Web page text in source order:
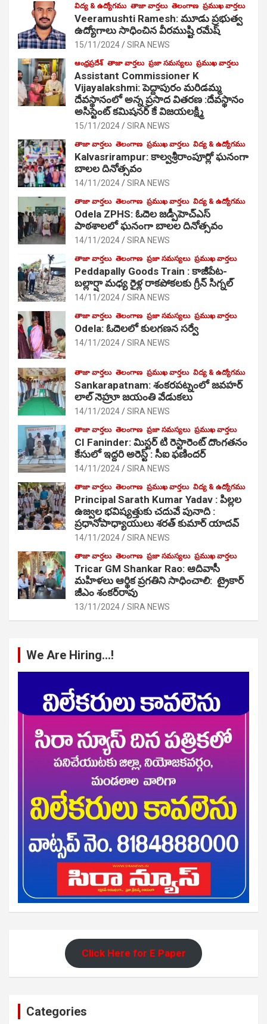
విద్య & ఉద్యోగము తాజా వార్తలు తెలంగాణ ప్రముఖ వార్తలు
Veeramushti Ramesh: మూడు ప్రభుత్వ
ఉద్యోగాలు సాధించిన వీరముష్టి రమేష్
15/11/2024 SIRA NEWS
ఆంధ్రప్రదేశ్ తాజా వార్తలు ప్రజా సమస్యలు ప్రముఖ వార్తలు
Assistant Commissioner K
Vijayalakshmi: పెద్దాపురం మరిడమ్మ
దేవస్థానంలో అన్న ప్రసాద వితరణ :దేవస్థానం
అసిస్టెంట్ కమిషనర్ కే విజయలక్ష్మి
15/11/2024 SIRA NEWS
తాజా వార్తలు తెలంగాణ ప్రముఖ వార్తలు విద్య & ఉద్యోగము
Kalvasrirampur: కాల్వశ్రీరాంపూర్లో ఘనంగా
బాలల దినోత్సవం
14/11/2024 SIRA NEWS
తాజా వార్తలు తెలంగాణ ప్రముఖ వార్తలు విద్య & ఉద్యోగము
Odela ZPHS: ఓదెల జ‌డ్పీహెచ్ఎస్
పాఠ‌శాల‌లో ఘనంగా బాలల దినోత్సవం
14/11/2024 SIRA NEWS
తాజా వార్తలు తెలంగాణ ప్రజా సమస్యలు ప్రముఖ వార్తలు
Peddapally Goods Train : కాజీపేట-
బల్లార్షా మధ్య రైళ్ల రాకపోకలకు గ్రీన్ సిగ్నల్
14/11/2024 SIRA NEWS
తాజా వార్తలు తెలంగాణ ప్రజా సమస్యలు ప్రముఖ వార్తలు
Odela: ఓదెలలో కులగణన సర్వే
14/11/2024 SIRA NEWS
తాజా వార్తలు తెలంగాణ ప్రముఖ వార్తలు విద్య & ఉద్యోగము
Sankarapatnam: శంకరపట్నంలో జవహర్
లాల్ నెహ్రూ జయంతి వేడుకలు
14/11/2024 SIRA NEWS
తాజా వార్తలు తెలంగాణ ప్రజా సమస్యలు ప్రముఖ వార్తలు
CI Faninder: మిస్టర్ టి రెస్టారెంట్ దొంగతనం
కేసులో ఇద్దరి అరెస్ట్ : సీఐ ఫణిందర్
14/11/2024 SIRA NEWS
తాజా వార్తలు తెలంగాణ ప్రముఖ వార్తలు విద్య & ఉద్యోగము
Principal Sarath Kumar Yadav : పిల్లల
ఉజ్వల భవిష్యత్తుకు చదువే పునాది :
ప్రధానోపాధ్యాయులు శరత్ కుమార్ యాదవ్
14/11/2024 SIRA NEWS
తాజా వార్తలు తెలంగాణ ప్రజా సమస్యలు ప్రముఖ వార్తలు
Tricar GM Shankar Rao: ఆదివాసీ
మహిళలు ఆర్థిక ప్రగతిని సాధించాలి: ట్రైకార్
జీఎం శంకర్‌రావు
13/11/2024 SIRA NEWS
We Are Hiring…!
Click Here for E Paper
Categories